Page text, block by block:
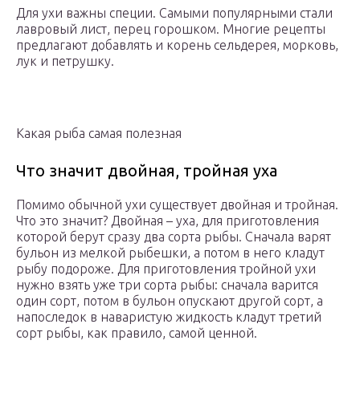
Для ухи важны специи. Самыми популярными стали
лавровый лист, перец горошком. Многие рецепты
предлагают добавлять и корень сельдерея, морковь,
лук и петрушку.
Какая рыба самая полезная
Что значит двойная, тройная уха
Помимо обычной ухи существует двойная и тройная.
Что это значит? Двойная – уха, для приготовления
которой берут сразу два сорта рыбы. Сначала варят
бульон из мелкой рыбешки, а потом в него кладут
рыбу подороже. Для приготовления тройной ухи
нужно взять уже три сорта рыбы: сначала варится
один сорт, потом в бульон опускают другой сорт, а
напоследок в наваристую жидкость кладут третий
сорт рыбы, как правило, самой ценной.